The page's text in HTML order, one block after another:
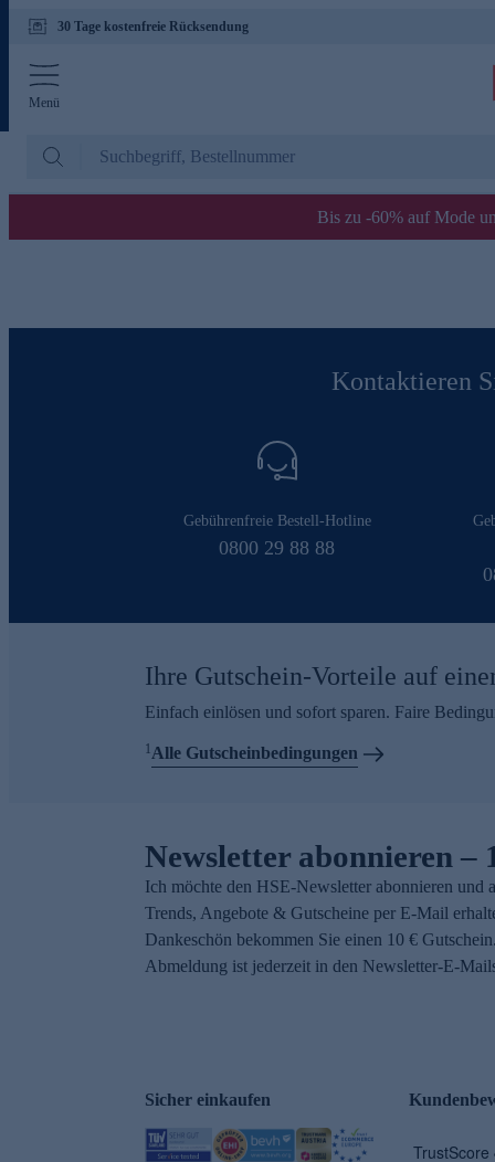
30 Tage kostenfreie Rücksendung
Menü
Bis zu -60% auf Mode
Kontaktieren
Gebührenfreie Bestell-Hotline
0800 29 88 88
Ihre Gutschein-Vorteile auf
Einfach einlösen und sofort sparen. Faire
1Alle Gutscheinbedingungen
Newsletter abonnieren –
Ich möchte den HSE-Newsletter abonnieren und
Trends, Angebote & Gutscheine per E-Mail
Dankeschön bekommen Sie einen 10 €
Abmeldung ist jederzeit in den Newsletter-E-
Sicher einkaufen